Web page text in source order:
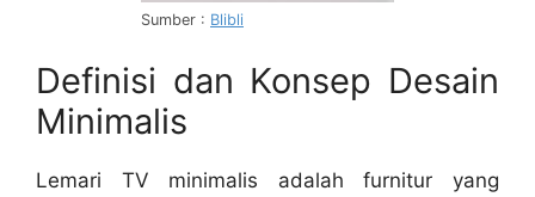
Sumber : Blibli
Definisi dan Konsep Desain
Minimalis
Lemari TV minimalis adalah furnitur yang